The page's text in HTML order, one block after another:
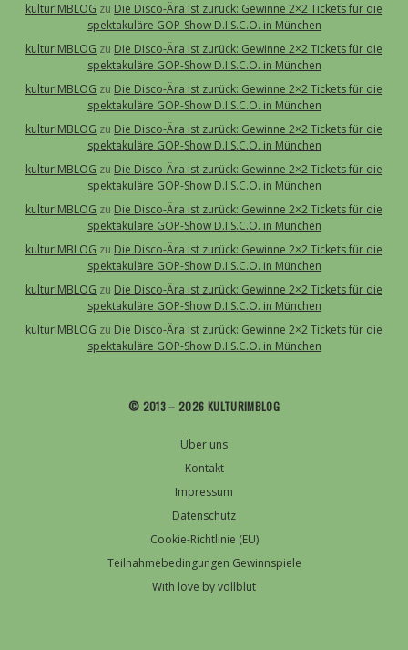
kulturIMBLOG zu Die Disco-Ära ist zurück: Gewinne 2×2 Tickets für die
spektakuläre GOP-Show D.I.S.C.O. in München
kulturIMBLOG zu Die Disco-Ära ist zurück: Gewinne 2×2 Tickets für die
spektakuläre GOP-Show D.I.S.C.O. in München
kulturIMBLOG zu Die Disco-Ära ist zurück: Gewinne 2×2 Tickets für die
spektakuläre GOP-Show D.I.S.C.O. in München
kulturIMBLOG zu Die Disco-Ära ist zurück: Gewinne 2×2 Tickets für die
spektakuläre GOP-Show D.I.S.C.O. in München
kulturIMBLOG zu Die Disco-Ära ist zurück: Gewinne 2×2 Tickets für die
spektakuläre GOP-Show D.I.S.C.O. in München
kulturIMBLOG zu Die Disco-Ära ist zurück: Gewinne 2×2 Tickets für die
spektakuläre GOP-Show D.I.S.C.O. in München
kulturIMBLOG zu Die Disco-Ära ist zurück: Gewinne 2×2 Tickets für die
spektakuläre GOP-Show D.I.S.C.O. in München
kulturIMBLOG zu Die Disco-Ära ist zurück: Gewinne 2×2 Tickets für die
spektakuläre GOP-Show D.I.S.C.O. in München
kulturIMBLOG zu Die Disco-Ära ist zurück: Gewinne 2×2 Tickets für die
spektakuläre GOP-Show D.I.S.C.O. in München
© 2013 – 2026 KULTURIMBLOG
Über uns
Kontakt
Impressum
Datenschutz
Cookie-Richtlinie (EU)
Teilnahmebedingungen Gewinnspiele
With love by vollblut